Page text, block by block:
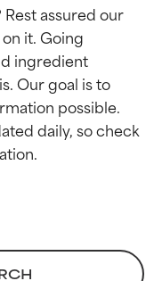
assured our
it. Going
ingredient
Our goal is to
possible.
daily, so check
door
door